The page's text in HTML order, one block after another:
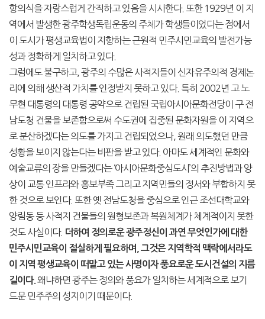
항의식을 자랑스럽게 간직하고 있음을 시사한다. 또한 1929년 이 지
역에서 발생한 광주학생독립운동의 주체가 학생들이었다는 점에서
이 도시가 평생교육법이 지향하는 근원적 민주시민교육의 발전가능
성과 정확하게 일치하고 있다.
그럼에도 불구하고, 광주의 수많은 사적지들이 신자유주의적 경제논
리에 의해 생산적 가치를 인정받지 못하고 있다. 특히 2002년 고 노
무현 대통령의 대통령 공약으로 건립된 국립아시아문화전당이 구 전
남도청 건물을 보존함으로써 수도권에 집중된 문화자원을 이 지역으
로 분산하겠다는 의도를 가지고 건립되었으나, 원래 의도했던 만큼
성황을 보이지 않는다는 비판을 받고 있다. 아마도 세계적인 문화와
예술교류의 장을 만들겠다는 ‘아시아문화중심도시’의 추진방법과 양
상이 교통 인프라와 홍보부족 그리고 지역민들의 정서와 부합하지 못
한 것으로 보인다. 또한 옛 전남도청을 중심으로 인근 조선대학교와
양림동 등 사적지 건물들의 원형보존과 복원체계가 체계적이지 못한
것도 사실이다. 더하여 정의로운 광주정신이 과연 무엇인가에 대한
민주시민교육이 절실하게 필요하며, 그것은 지역학적 맥락에서라도
이 지역 평생교육이 떠맡고 있는 사명이자 풍요로운 도시건설의 지름
길이다. 왜냐하면 광주는 정의와 풍요가 일치하는 세계적으로 보기
드문 민주주의 성지이기 때문이다.